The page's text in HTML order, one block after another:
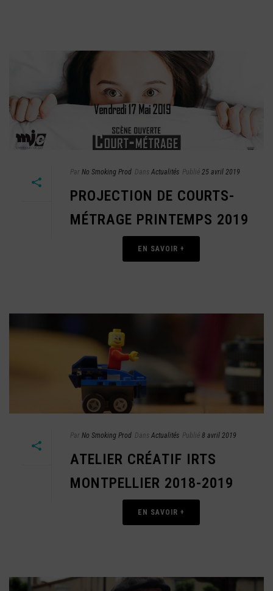
Par No Smoking Prod Dans Actualités Publié 25 avril 2019
PROJECTION DE COURTS-
MÉTRAGE PRINTEMPS 2019
EN SAVOIR +
Par No Smoking Prod Dans Actualités Publié 8 avril 2019
ATELIER CRÉATIF IRTS
MONTPELLIER 2018-2019
EN SAVOIR +